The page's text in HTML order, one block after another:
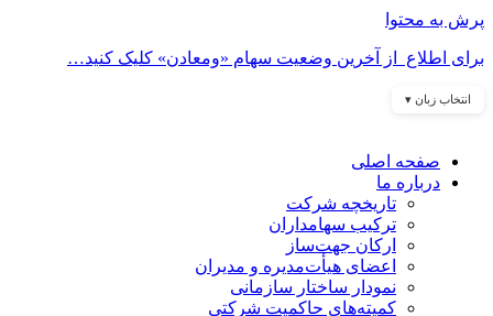
پرش به محتوا
برای اطلاع از آخرین وضعیت سهام «ومعادن» کلیک کنید…
انتخاب زبان ▾
صفحه اصلی
درباره ما
تاریخچه شرکت
ترکیب سهامداران
ارکان جهت‌ساز
اعضای هیأت‌مدیره و مدیران
نمودار ساختار سازمانی
کمیته‌های حاکمیت شرکتی